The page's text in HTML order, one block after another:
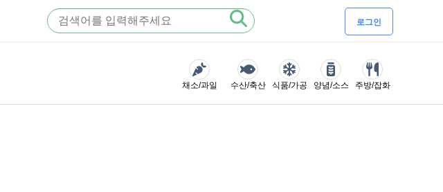
로그인
주방/잡화
양념/소스
식품/가공
수산/축산
채소/과일